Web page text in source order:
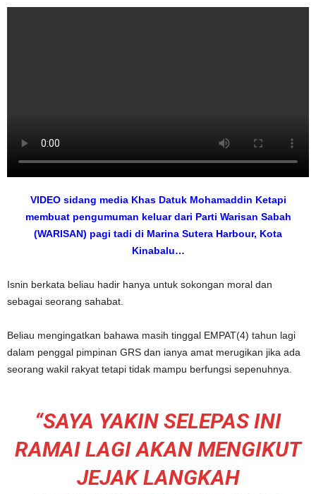
VIDEO sidang media Khas Datuk Mohamaddin Ketapi
membuat pengumuman keluar dari Parti Warisan Sabah
(WARISAN) pagi tadi di Marina Sutera Harbour, Kota
Kinabalu…
Isnin berkata beliau hadir hanya untuk sokongan moral dan
sebagai seorang sahabat.
Beliau mengingatkan bahawa masih tinggal EMPAT(4) tahun lagi
dalam penggal pimpinan GRS dan ianya amat merugikan jika ada
seorang wakil rakyat tetapi tidak mampu berfungsi sepenuhnya.
“SAYA YAKIN SELEPAS INI
RAMAI LAGI AKAN MENGIKUT
JEJAK LANGKAH